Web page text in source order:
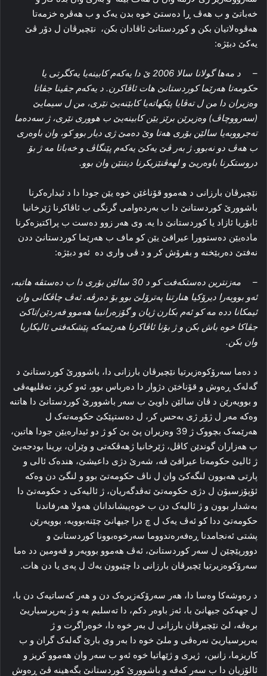
خه‌باتێ و ب هه‌ڤ ڕا ده‌ستێ خوه‌ بدن یه‌ک و ب هه‌ڤره‌ خزمه‌تا
هه‌ڤوه‌لاتیان بکن و کوردستانێ ئاڤادان بکن، نێچیرڤان ل دۆر ڤێ
یه‌کێ دبێژه‌:
– د مه‌ها گولانا سالا 2006 ێ دا یه‌که‌م کابینه‌یا یه‌کگرتی یا
حکومه‌تا هه‌رێما کوردستانێ هات ئاڤاکرن. د یه‌که‌م جڤینا جڤاتا
وه‌زیران دا من ل ته‌ڤایا پێکهاته‌یا کابێنه‌یێ نێری، من ل سیمایێ
(سه‌رووچاڤ) وه‌زیرێن برێز یێن کابینه‌یێ ب هووری نێری، ژ سه‌ده‌ما
ته‌جرووبه‌یا سالێن بۆری هه‌تا وێ ده‌مێ ژی دیار بوو کو، وان باوه‌ری
ب هه‌ڤ دو نه‌بوو. ژ به‌ر ڤێ یه‌کێ یه‌که‌م پێنگاڤ و خه‌باتا مه‌ ژ بۆ
دروستکرنا باوه‌ریێ و لهه‌ڤنێزیکرنا دیتنێن وان بوو.
نێچیرڤان بارزانی د هه‌موو قۆناغێن خوه‌ یێن جودا دا د ئیداره‌کرنا
باشوورێ کوردستانێ دا ب به‌رده‌وامی گرنگی ب ئاڤاکرنا ژێرخانیا
ئابۆریا ئازاد یا کوردستانێ دا یه‌. وی هه‌ر زوو ده‌ست ب پراکتیزه‌کرنا
ماده‌یێن ده‌ستوورا عیراقێ یێن کو ماف ب هه‌رێما کوردستانێ ددن
نه‌فتێ ده‌ربێخنه‌ و بفرۆش کر و د ڤی واری ده‌ ئه‌و دبێژه‌:
– مه‌زنترین ده‌ستکه‌فت کو د 30 سالێن بۆری دا ب ده‌ستڤه‌ هاتبه‌،
ئه‌و بوویه‌را دیرۆکیا هنارتنا په‌ترۆلێ بوو بۆ ده‌رڤه‌. ئه‌ڤ چاڤکانی وان
ئیمکانا دده‌ مه‌ کو ئه‌م بکارن ژیان و گۆزه‌رانییا هه‌موو فه‌ردێن/تاکێ
جڤاکا خوه‌ باش بکن و ژ بۆنا ئاڤاکرنا هه‌رێمه‌که‌ پێشکه‌فتی ئالیکاریا
وان بکن.
د ده‌ما سه‌رۆکوەزیرتیا نێچیرڤان بارزانی دا، باشوورێ کوردستانێ د
گه‌له‌ک ڕه‌وش و قۆناخێن دژوار دا ده‌رباس بوو، ئه‌و کریز، ته‌ڤلیهه‌ڤی
و بوویه‌رێن د ڤان سالێن داویێ ب سه‌ر باشوورێ کوردستانێ دا هاتنه‌
وه‌که‌ مه‌ر ل ژۆر ژی به‌حس کر، ل ده‌ستپێکێ حکومه‌ته‌ک ل
هه‌رێمه‌ک بچووک ژ 39 وه‌زیران پێ بێ کو ژ دو ئیداره‌یێن جودا هاتبن،
ب هه‌زاران گوندێن کاڤل، ژێرخانیا ژهه‌ڤکه‌تی و وێران، بڕینا بودجه‌یێ
ژ ئالیێ حکومه‌تا عیراقێ ڤه‌، شه‌رێ دژی داعیشێ، هنده‌ک ئالی و
پارتی هه‌بوون لنگه‌کێ وان ل ناڤ حکومه‌تێ بوو و لنگێ دن وه‌که‌
ئۆپۆزسیۆن ل دژی حکومه‌تێ تەڤدگەریان، ژ ئالیه‌کی د حكومه‌تێ دا
به‌شدار بوون و ژ ئالیه‌ک دن ب خوه‌پیشاندانان هه‌ولا هه‌رفاندنا
حکومه‌تێ ددا کو ئه‌ڤ یه‌ک ل چ درا جیهانێ چێنه‌بوویه‌، بوویه‌رێن
پشتی ئه‌نجامدنا ڕه‌فه‌ره‌ندووما سه‌رخوه‌بوونا کوردستانێ و
دوورپێچێن ل سەر كوردستانێ، ئەڤ ھەموو بوویەر و قەومین دد ەما
سەرۆكوەزیرتیا ێچیرڤان بارزانی دا چێبوون یەك ل پەی یا دن ھات.
د رەوشەكا وەسا دا، هه‌ر سه‌رۆکه‌زیره‌ک دن و هه‌ر که‌ساتیه‌ک دن با،
ل جهه‌کێ جیهانێ با، ئه‌ز باوه‌ر دکم، دا ته‌سلیم به‌ و ژ به‌رپرسیاریێ
بره‌ڤه‌، لێ نێچیرڤان بارزانی ل به‌ر خوه‌ دا، خوه‌راگرت و ژ
به‌رپرسیاریێ نه‌ره‌ڤی و ملێ خوه‌ دا به‌ر وی بارێ گه‌له‌ک گران و ب
کاریزما، زانین، ژیری و ژێهاتیا خوه‌ ئه‌و ب سه‌ر وان هه‌موو کریز و
ئالۆزیان دا ب سه‌ر که‌ڤه و باشوورێ کوردستانێ بگه‌هینه‌ ڤێ ڕه‌وش